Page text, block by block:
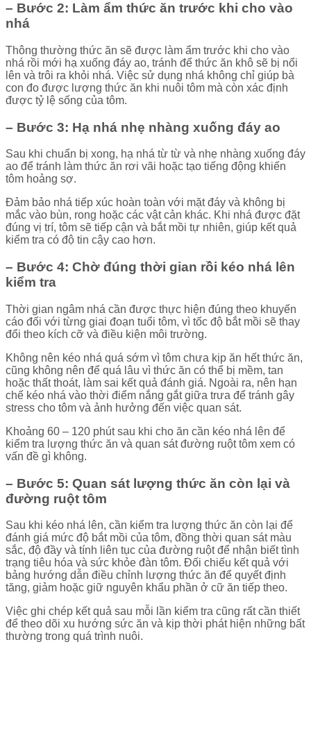
– Bước 2: Làm ẩm thức ăn trước khi cho vào
nhá
Thông thường thức ăn sẽ được làm ẩm trước khi cho vào
nhá rồi mới hạ xuống đáy ao, tránh để thức ăn khô sẽ bị nổi
lên và trôi ra khỏi nhá. Việc sử dụng nhá không chỉ giúp bà
con đo được lượng thức ăn khi nuôi tôm mà còn xác định
được tỷ lệ sống của tôm.
– Bước 3: Hạ nhá nhẹ nhàng xuống đáy ao
Sau khi chuẩn bị xong, hạ nhá từ từ và nhẹ nhàng xuống đáy
ao để tránh làm thức ăn rơi vãi hoặc tạo tiếng động khiến
tôm hoảng sợ.
Đảm bảo nhá tiếp xúc hoàn toàn với mặt đáy và không bị
mắc vào bùn, rong hoặc các vật cản khác. Khi nhá được đặt
đúng vị trí, tôm sẽ tiếp cận và bắt mồi tự nhiên, giúp kết quả
kiểm tra có độ tin cậy cao hơn.
– Bước 4: Chờ đúng thời gian rồi kéo nhá lên
kiểm tra
Thời gian ngâm nhá cần được thực hiện đúng theo khuyến
cáo đối với từng giai đoạn tuổi tôm, vì tốc độ bắt mồi sẽ thay
đổi theo kích cỡ và điều kiện môi trường.
Không nên kéo nhá quá sớm vì tôm chưa kịp ăn hết thức ăn,
cũng không nên để quá lâu vì thức ăn có thể bị mềm, tan
hoặc thất thoát, làm sai kết quả đánh giá. Ngoài ra, nên hạn
chế kéo nhá vào thời điểm nắng gắt giữa trưa để tránh gây
stress cho tôm và ảnh hưởng đến việc quan sát.
Khoảng 60 – 120 phút sau khi cho ăn cần kéo nhá lên để
kiểm tra lượng thức ăn và quan sát đường ruột tôm xem có
vấn đề gì không.
– Bước 5: Quan sát lượng thức ăn còn lại và
đường ruột tôm
Sau khi kéo nhá lên, cần kiểm tra lượng thức ăn còn lại để
đánh giá mức độ bắt mồi của tôm, đồng thời quan sát màu
sắc, độ đầy và tính liên tục của đường ruột để nhận biết tình
trạng tiêu hóa và sức khỏe đàn tôm. Đối chiếu kết quả với
bảng hướng dẫn điều chỉnh lượng thức ăn để quyết định
tăng, giảm hoặc giữ nguyên khẩu phần ở cữ ăn tiếp theo.
Việc ghi chép kết quả sau mỗi lần kiểm tra cũng rất cần thiết
để theo dõi xu hướng sức ăn và kịp thời phát hiện những bất
thường trong quá trình nuôi.